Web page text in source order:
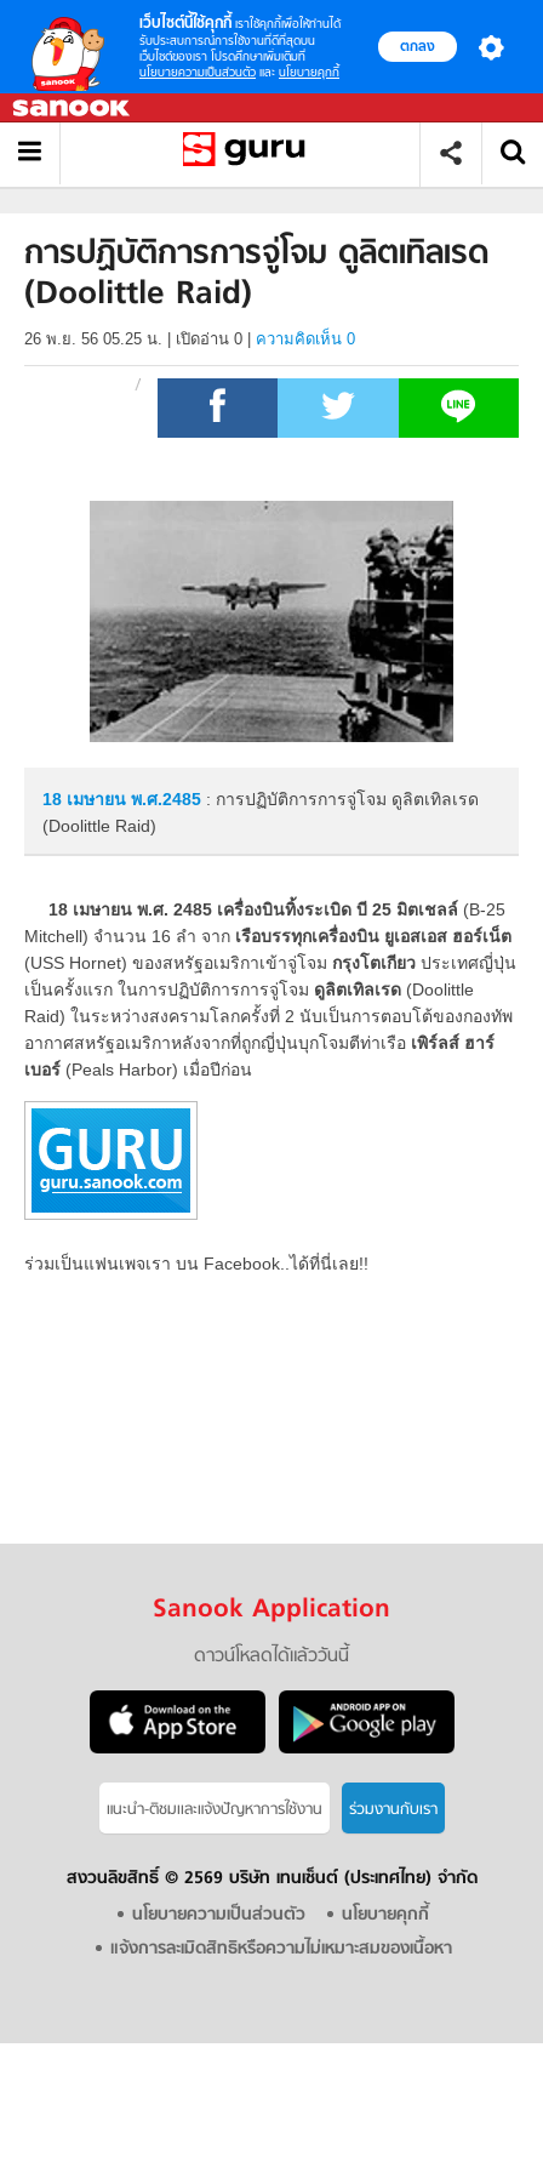
เว็บไซต์นี้ใช้คุกกี้ เราใช้คุกกี้เพื่อให้ท่านได้
รับประสบการณ์การใช้งานที่ดีที่สุดบน
เว็บไซต์ของเรา โปรดศึกษาเพิ่มเติมที่
นโยบายความเป็นส่วนตัว และ นโยบายคุกกี้
ตกลง
การปฏิบัติการการจู่โจม ดูลิตเทิลเรด
(Doolittle Raid)
26 พ.ย. 56 05.25 น. เปิดอ่าน 0 ความคิดเห็น 0
18 เมษายน พ.ศ.2485 : การปฏิบัติการการจู่โจม ดูลิตเทิลเรด
(Doolittle Raid)
18 เมษายน พ.ศ. 2485 เครื่องบินทิ้งระเบิด บี 25 มิตเชลล์ (B-25
Mitchell) จำนวน 16 ลำ จาก เรือบรรทุกเครื่องบิน ยูเอสเอส ฮอร์เน็ต
(USS Hornet) ของสหรัฐอเมริกาเข้าจู่โจม กรุงโตเกียว ประเทศญี่ปุ่น
เป็นครั้งแรก ในการปฏิบัติการการจู่โจม ดูลิตเทิลเรด (Doolittle
Raid) ในระหว่างสงครามโลกครั้งที่ 2 นับเป็นการตอบโต้ของกองทัพ
อากาศสหรัฐอเมริกาหลังจากที่ถูกญี่ปุ่นบุกโจมตีท่าเรือ เพิร์ลส์ ฮาร์
เบอร์ (Peals Harbor) เมื่อปีก่อน
ร่วมเป็นแฟนเพจเรา บน Facebook..ได้ที่นี่เลย!!
Sanook Application
ดาวน์โหลดได้แล้ววันนี้
แนะนำ-ติชมเเละแจ้งปัญหาการใช้งาน ร่วมงานกับเรา
สงวนลิขสิทธิ์ © 2569 บริษัท เทนเซ็นต์ (ประเทศไทย) จำกัด
นโยบายความเป็นส่วนตัว
นโยบายคุกกี้
แจ้งการละเมิดสิทธิหรือความไม่เหมาะสมของเนื้อหา